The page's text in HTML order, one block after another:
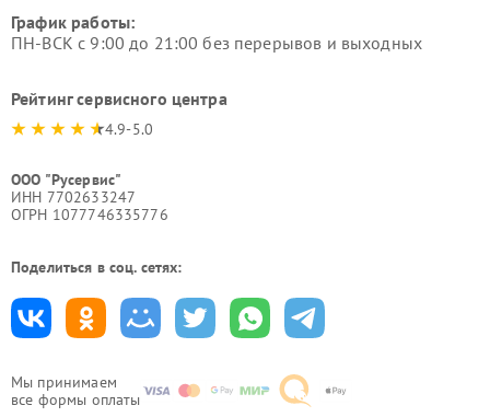
Мы принимаем
все формы оплаты
График работы:
ПН-ВСК с 9:00 до 21:00 без перерывов и выходных
Рейтинг сервисного центра
4.9-5.0
ООО "Русервис"
ИНН 7702633247
ОГРН 1077746335776
Поделиться в соц. сетях: